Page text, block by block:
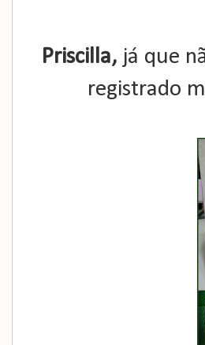
Priscilla,já que
registrado